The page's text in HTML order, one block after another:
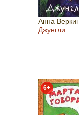
Анна
Джунгли
6+